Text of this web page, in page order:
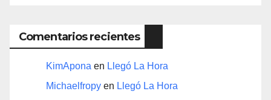
Comentarios recientes
KimApona en Llegó La Hora
Michaelfropy en Llegó La Hora